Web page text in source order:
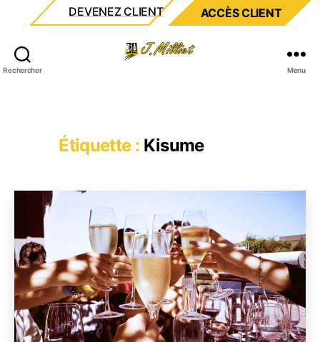
DEVENEZ CLIENT ACCÈS CLIENT
Rechercher Menu
Étiquette : Kisume